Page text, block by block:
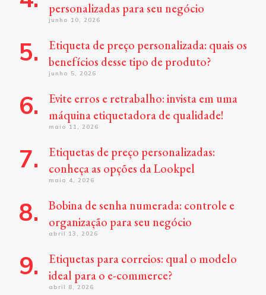
personalizadas para seu negócio
junho 10, 2026
Etiqueta de preço personalizada: quais os
benefícios desse tipo de produto?
junho 5, 2026
Evite erros e retrabalho: invista em uma
máquina etiquetadora de qualidade!
maio 11, 2026
Etiquetas de preço personalizadas:
conheça as opções da Lookpel
maio 4, 2026
Bobina de senha numerada: controle e
organização para seu negócio
abril 13, 2026
Etiquetas para correios: qual o modelo
ideal para o e-commerce?
abril 8, 2026